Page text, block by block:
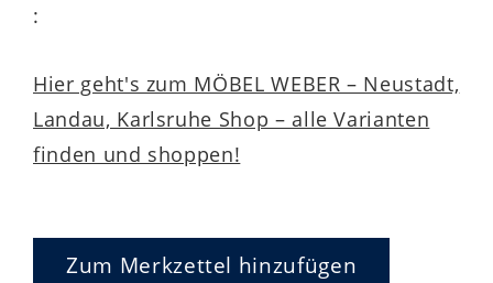
:
Hier geht's zum MÖBEL WEBER – Neustadt,
Landau, Karlsruhe Shop – alle Varianten
finden und shoppen!
Zum Merkzettel hinzufügen